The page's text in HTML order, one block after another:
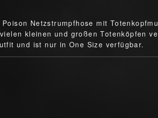
Poison Netzstrumpfhose mit
kleinen und großen Totenköpfen
und ist nur in One Size verfügbar.